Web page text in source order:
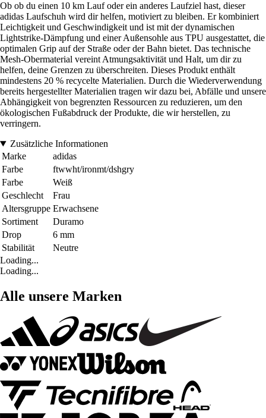
Ob ob du einen 10 km Lauf oder ein anderes Laufziel hast, dieser
adidas Laufschuh wird dir helfen, motiviert zu bleiben. Er kombiniert
Leichtigkeit und Geschwindigkeit und ist mit der dynamischen
Lightstrike-Dämpfung und einer Außensohle aus TPU ausgestattet, die
optimalen Grip auf der Straße oder der Bahn bietet. Das technische
Mesh-Obermaterial vereint Atmungsaktivität und Halt, um dir zu
helfen, deine Grenzen zu überschreiten. Dieses Produkt enthält
mindestens 20 % recycelte Materialien. Durch die Wiederverwendung
bereits hergestellter Materialien tragen wir dazu bei, Abfälle und unsere
Abhängigkeit von begrenzten Ressourcen zu reduzieren, um den
ökologischen Fußabdruck der Produkte, die wir herstellen, zu
verringern.
Zusätzliche Informationen
Marke
adidas
Farbe
ftwwht/ironmt/dshgry
Farbe
Weiß
Geschlecht
Frau
Altersgruppe Erwachsene
Sortiment
Duramo
Drop
6 mm
Stabilität
Neutre
Loading...
Loading...
Alle unsere Marken